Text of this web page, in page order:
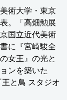
術大学・東京
。「高畑勲展
国立近代美術
に『宮崎駿全
女王』の光と
ンを築いた
と鳥 スタジオ